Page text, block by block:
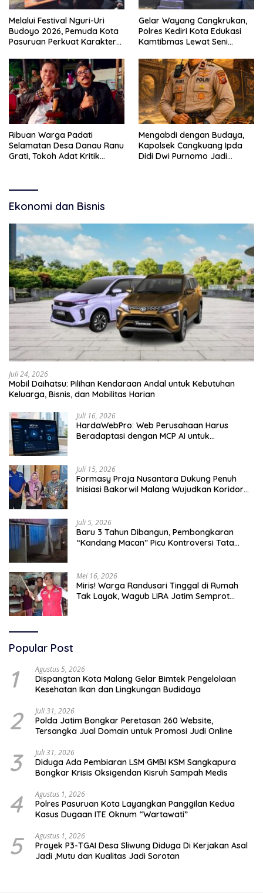
Melalui Festival Nguri-Uri
Budoyo 2026, Pemuda Kota
Pasuruan Perkuat Karakter
Narkoba
Gelar Wayang Cangkrukan,
Polres Kediri Kota Edukasi
Kamtibmas Lewat Seni
Ribuan Warga Padati
Selamatan Desa Danau Ranu
Grati, Tokoh Adat Kritik
Mengabdi dengan Budaya,
Kapolsek Cangkuang Ipda
Didi Dwi Purnomo Jadi
Ekonomi dan Bisnis
Juli 24, 2026
Mobil Daihatsu: Pilihan Kendaraan Andal untuk Kebutuhan
Keluarga, Bisnis, dan Mobilitas Harian
Juli 16, 2026
HardaWebPro: Web Perusahaan Harus
Beradaptasi dengan MCP AI untuk
Juli 15, 2026
Formasy Praja Nusantara Dukung Penuh
Inisiasi Bakorwil Malang Wujudkan Koridor
Juli 5, 2026
Baru 3 Tahun Dibangun, Pembongkaran
“Kandang Macan” Picu Kontroversi Tata
Mei 16, 2026
Miris! Warga Randusari Tinggal di Rumah
Tak Layak, Wagub LIRA Jatim Semprot
Popular Post
1 Agustus 5, 2026
Dispangtan Kota Malang Gelar Bimtek Pengelolaan
Kesehatan Ikan dan Lingkungan Budidaya
2 Juli 31, 2026
Polda Jatim Bongkar Peretasan 260 Website,
Tersangka Jual Domain untuk Promosi Judi Online
3 Juli 31, 2026
Diduga Ada Pembiaran LSM GMBI KSM Sangkapura
Bongkar Krisis Oksigendan Kisruh Sampah Medis
4 Agustus 1, 2026
Polres Pasuruan Kota Layangkan Panggilan Kedua
Kasus Dugaan ITE Oknum “Wartawati”
5 Agustus 1, 2026
Proyek P3-TGAI Desa Sliwung Diduga Di Kerjakan Asal
Jadi ,Mutu dan Kualitas Jadi Sorotan